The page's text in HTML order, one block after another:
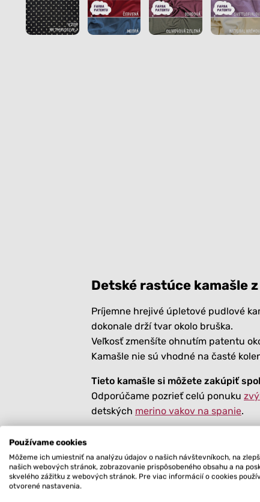
Detské rastúce kamašle
Príjemne hrejivé úpletové pudlové
dokonale drží tvar okolo bruška.
Veľkosť zmenšíte ohnutím patentu
Kamašle nie sú vhodné na časté
Tieto kamašle si môžete zakúpiť
Odporúčame pozrieť celú ponuku
detských merino vakov na spanie.
Častá otázka: dieťa má 7 mesiacov,
Oblečenie kupujeme podľa výšky
výšku aj hmotnosť).
V princípe vždy platí, že oblečenie
– pr: ak má dieťa 68 cm a je
Používame cookies
Môžeme ich umiestniť na analýzu údajov o našich návštevníkoch, na
našich webových stránok, zobrazovanie prispôsobeného obsahu a na
skvelého zážitku z webových stránok. Pre viac informácií o cookies
otvorené nastavenia.